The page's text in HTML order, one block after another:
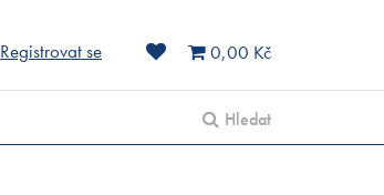
Registrovat se 0,00 Kč
Hledat